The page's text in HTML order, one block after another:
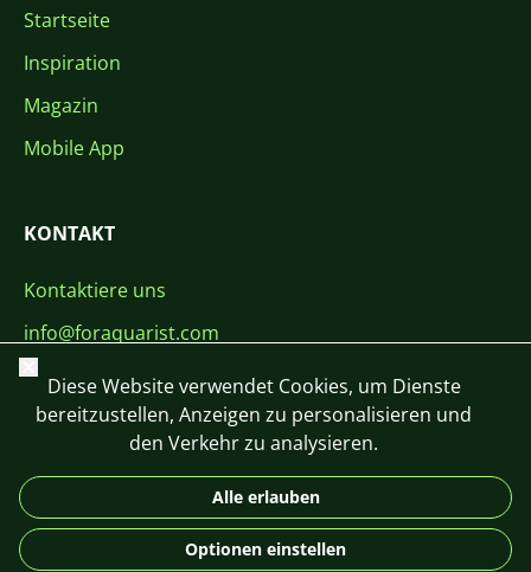
Startseite
Inspiration
Magazin
Mobile App
KONTAKT
Kontaktiere uns
info@foraquarist.com
+420 603 449 602
DE
Schließen
Diese Website verwendet Cookies, um Dienste
bereitzustellen, Anzeigen zu personalisieren und
den Verkehr zu analysieren.
Alle erlauben
Optionen einstellen